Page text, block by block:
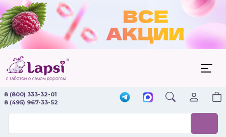
8 (800) 333-32-01
8 (495) 967-33-52